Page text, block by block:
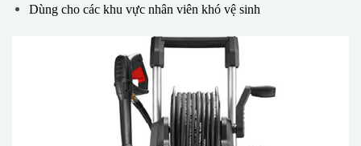
Dùng cho các khu vực nhân viên khó vệ sinh